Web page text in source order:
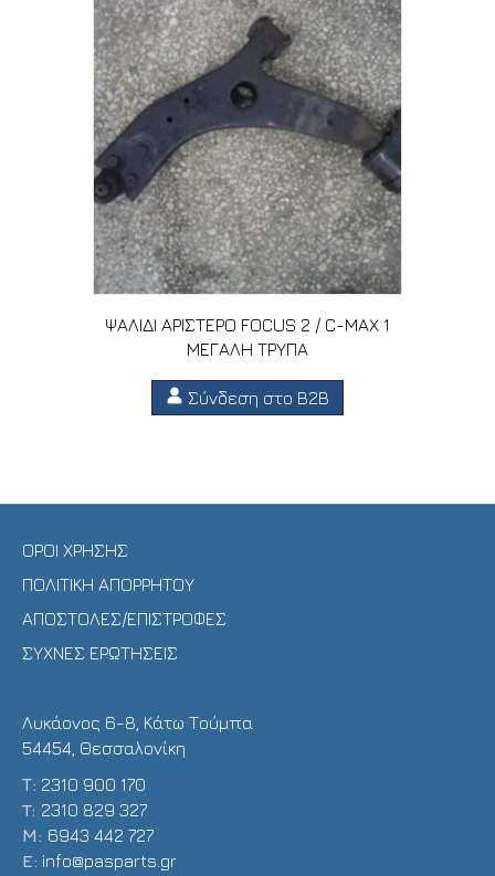
ΨΑΛΙΔΙ ΑΡΙΣΤΕΡΟ FOCUS 2 / C-MAX 1
ΜΕΓΑΛΗ ΤΡΥΠΑ
Σύνδεση στο B2B
ΟΡΟΙ ΧΡΗΣΗΣ
ΠΟΛΙΤΙΚΗ ΑΠΟΡΡΗΤΟΥ
ΑΠΟΣΤΟΛΕΣ/ΕΠΙΣΤΡΟΦΕΣ
ΣΥΧΝΕΣ ΕΡΩΤΗΣΕΙΣ
Λυκάονος 6-8, Κάτω Τούμπα
54454, Θεσσαλονίκη
Τ: 2310 900 170
T: 2310 829 327
Μ: 6943 442 727
E: info@pasparts.gr